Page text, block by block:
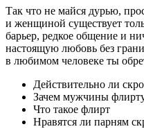
Так что не майся дурью,
и женщиной существует
барьер, редкое общение и
настоящую любовь без
в любимом человеке ты
Действительно ли
Зачем мужчины
Что такое флирт
Нравятся ли парням